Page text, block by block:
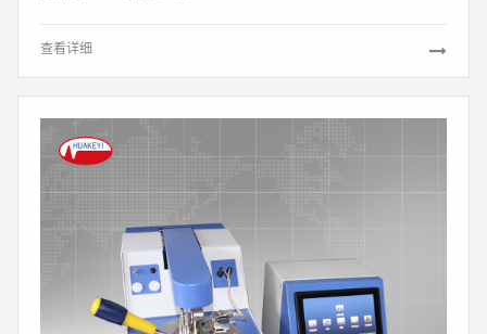
查看详细